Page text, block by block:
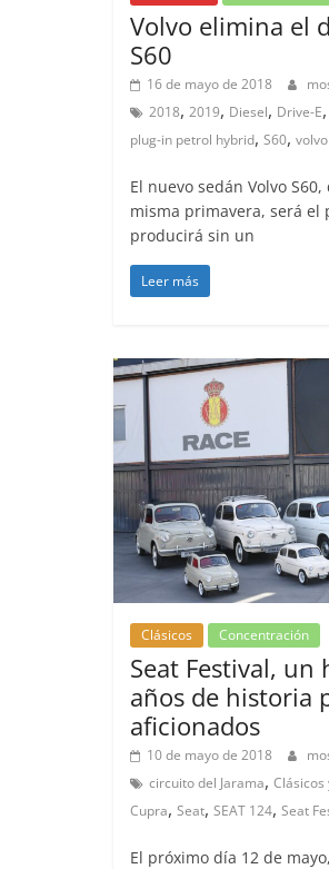
Volvo elimina el
S60
16 de mayo de 2018
2018, 2019, Diesel, Drive-E,
plug-in petrol hybrid, S60, volvo
El nuevo sedán Volvo
misma primavera, será el
producirá sin un
Leer más
Clásicos Concentración
Seat Festival, un
años de historia
aficionados
10 de mayo de 2018
circuito del Jarama, Clásicos
Cupra, Seat, SEAT 124, Seat
El próximo día 12 de